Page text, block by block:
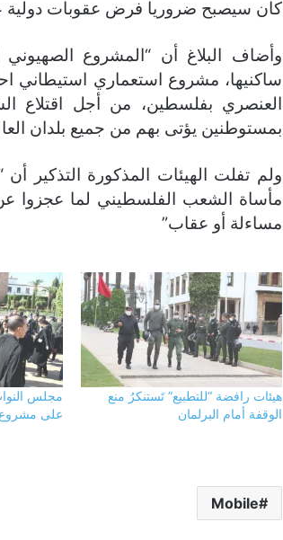
كان سيصبح ضروريا فرض عقوبات دولية
وأضاف البلاغ أن “المشروع
ساكنيها، مشروع استعماري استيطاني
العنصري بفلسطين، من أجل اقتلاع
بمستوطنين يؤتى بهم من جميع بلدان
ولم تفلت الهيئات المذكورة التذكير
مأساة الشعب الفلسطيني لما عجزوا
مساءلة أو عقاب”
هيئات رافضة “للتطبيع” تَستنكرُ منع
الوقفة أمام البرلمان
مجلس
على مشروع
Mobile